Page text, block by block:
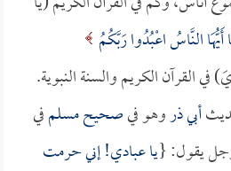
أَيُّهَا النَّاسُ اعْبُدُوا رَبَّكُمُ
أبي ذروهو فيصحيح مسلمفي
وجل يقول: {يا عبادي! إني حرمت